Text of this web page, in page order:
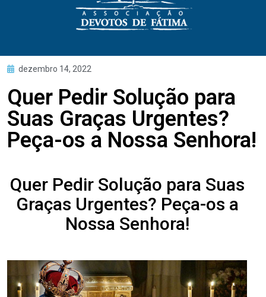
dezembro 14, 2022
Quer Pedir Solução para
Suas Graças Urgentes?
Peça-os a Nossa Senhora!
Quer Pedir Solução para Suas
Graças Urgentes? Peça-os a
Nossa Senhora!